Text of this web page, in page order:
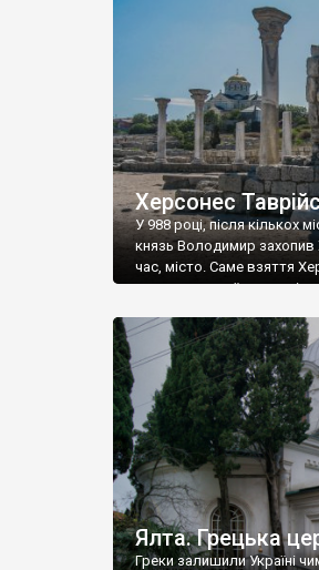
візантійської доби.
культурної спадщини
Офіційно – на виставку
влада в Україні
Херсонес
У 988 році, після кількох
князь Володимир захопив
час, місто. Саме взяття
диктувати свої умови
Херсонесі Володимир-
християнином. А потім
Херсонесу Таврійського
Ялта. Грецька
Греки залишили Україні